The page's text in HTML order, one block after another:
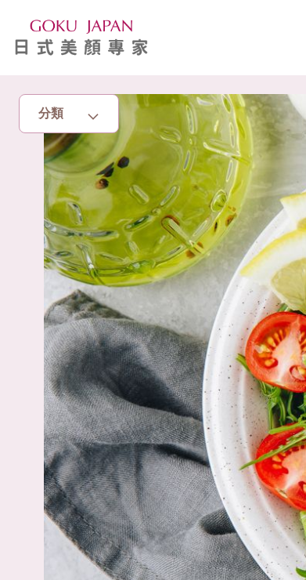
分類
主頁
亮眼秘籍
消脂塑身
美白去斑
增肌減脂
美胸升Cup